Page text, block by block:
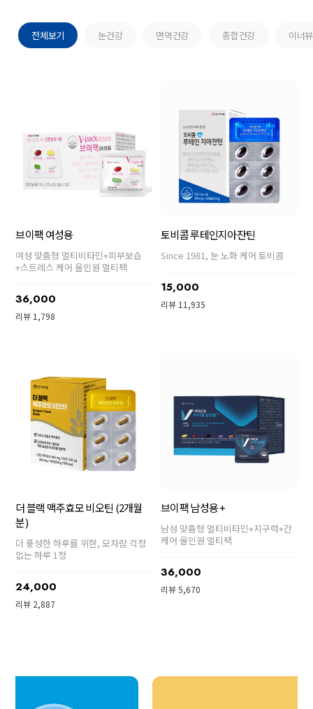
전체보기 눈건강 면역건강 종합건강 이너
브이팩 여성용
여성 맞춤형 멀티비타민+피부보습
+스트레스 케어 올인원 멀티팩
36,000
리뷰 1,798
토비콤 루테인지아잔틴
Since 1981, 눈 노화 케어 토비콤
15,000
리뷰 11,935
더 블랙 맥주효모 비오틴 (2개월
분)
더 풍성한 하루를 위한, 모자람 걱정
없는 하루 1정
24,000
리뷰 2,887
브이팩 남성용 +
남성 맞춤형 멀티비타민+지구력+간
케어 올인원 멀티팩
36,000
리뷰 5,670